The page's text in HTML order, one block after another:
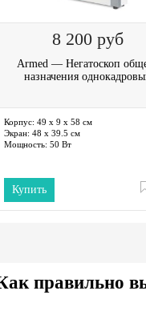
8 200 руб
Armed — Негатоскоп
назначения
Корпус: 49 х 9 х 58 см
Экран: 48 х 39.5 см
Мощность: 50 Вт
Купить
правильно